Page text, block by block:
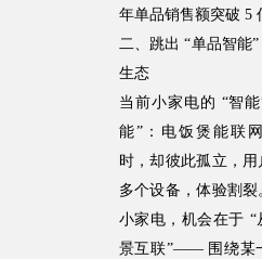
年单品销售额突破 5
二、跳出 “单品智能
生态
当前小家电的 “智
能”：电饭煲能联
时，却彼此孤立，
多个设备，体验割
小家电，机会在于 “
景互联”—— 围绕某